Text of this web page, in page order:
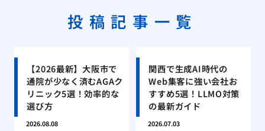
投稿記事一覧
【2026最新】大阪市で
通院が少なく済むAGAク
リニック5選！効率的な
選び方
2026.08.08
関西で生成AI時代の
Web集客に強い会社お
すすめ5選！LLMO対策
の最新ガイド
2026.07.03